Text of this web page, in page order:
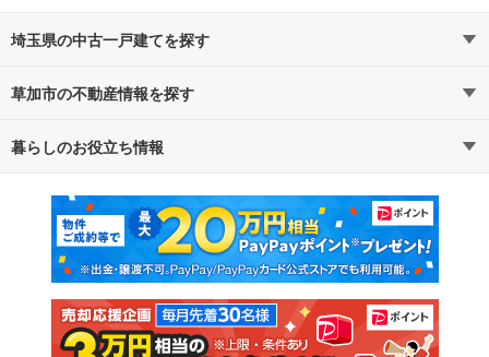
埼玉県の中古一戸建てを探す
路線・駅から探す
通勤・通学時間から探す
草加市の不動産情報を探す
不動産・住宅
新築マンション 中古マンション
新築一戸建て 中古一戸建て
注文住宅 土地
暮らしのお役立ち情報
マンションカタログ 教えて！住まいの先生